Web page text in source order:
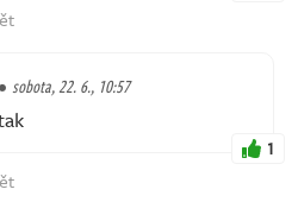
sobota, 22. 6., 10:57
1